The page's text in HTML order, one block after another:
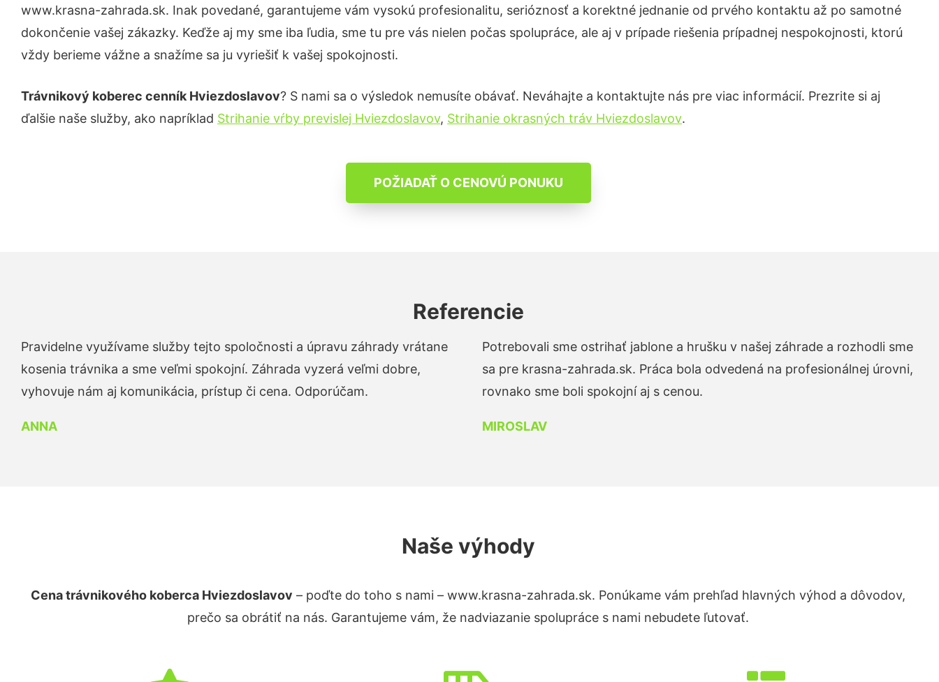
www.krasna-zahrada.sk. Inak povedané, garantujeme vám vysokú profesionalitu, serióznosť a korektné jednanie od prvého kontaktu až po samotné
dokončenie vašej zákazky. Keďže aj my sme iba ľudia, sme tu pre vás nielen počas spolupráce, ale aj v prípade riešenia prípadnej nespokojnosti, ktorú
vždy berieme vážne a snažíme sa ju vyriešiť k vašej spokojnosti.
Trávnikový koberec cenník Hviezdoslavov? S nami sa o výsledok nemusíte obávať. Neváhajte a kontaktujte nás pre viac informácií. Prezrite si aj
ďalšie naše služby, ako napríklad Strihanie vŕby previslej Hviezdoslavov, Strihanie okrasných tráv Hviezdoslavov.
POŽIADAŤ O CENOVÚ PONUKU
Referencie
Pravidelne využívame služby tejto spoločnosti a úpravu záhrady vrátane
kosenia trávnika a sme veľmi spokojní. Záhrada vyzerá veľmi dobre,
vyhovuje nám aj komunikácia, prístup či cena. Odporúčam.
ANNA
Potrebovali sme ostrihať jablone a hrušku v našej záhrade a rozhodli sme
sa pre krasna-zahrada.sk. Práca bola odvedená na profesionálnej úrovni,
rovnako sme boli spokojní aj s cenou.
MIROSLAV
Naše výhody
Cena trávnikového koberca Hviezdoslavov – poďte do toho s nami – www.krasna-zahrada.sk. Ponúkame vám prehľad hlavných výhod a dôvodov,
prečo sa obrátiť na nás. Garantujeme vám, že nadviazanie spolupráce s nami nebudete ľutovať.